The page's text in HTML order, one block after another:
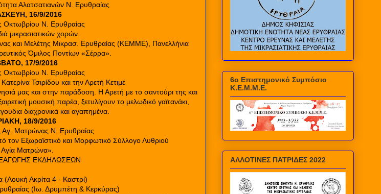
Αλατσατιανών Ν. Ερυθραίας
16/9/2016
Οκτωβρίου Ν. Ερυθραίας
μικρασιατικών χορών.
και Μελέτης Μικρασ. Ερυθραίας (ΚΕΜΜΕ), Πανελλήνια
Όμιλος Ποντίων «Σέρρα».
17/9/2016
Οκτωβρίου Ν. Ερυθραίας
Τσιρίδου και την Αρετή Κετιμέ
μας και στην παράδοση. Η Αρετή με το σαντούρι της και
μουσική παρέα, ξετυλίγουν το μελωδικό γαϊτανάκι,
διαχρονικά και αγαπημένα.
18/9/2016
Αγ. Ματρώνας Ν. Ερυθραίας
τον Εξωραϊστικό και Μορφωτικό Σύλλογο Λυθριού
Ματρώνα».
ΕΚΔΗΛΩΣΕΩΝ
(Λουκή Ακρίτα 4 - Καστρί)
(Ιω. Δρυμπέτη & Κερκύρας)
6ο Επιστημονικό Συμπόσιο
Κ.Ε.Μ.Μ.Ε.
ΑΛΛΟΤΙΝΕΣ ΠΑΤΡΙΔΕΣ 2022